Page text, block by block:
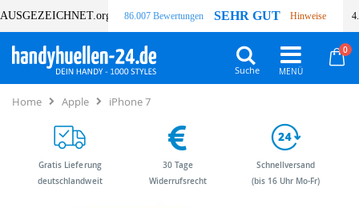
AUSGEZEICHNET.org 86.007 Bewertungen SEHR GUT Hinweise
0
Suche
Home Apple iPhone 7
Gratis Lieferung
deutschlandweit
30 Tage
Widerrufsrecht
Schnellversand
(bis 16 Uhr Mo-Fr)